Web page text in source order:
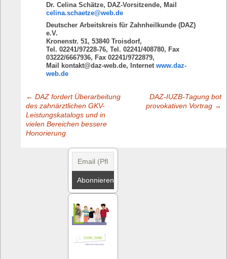
Dr. Celina Schätze, DAZ-Vorsitzende, Mail
celina.schaetze@web.de
Deutscher Arbeitskreis für Zahnheilkunde (DAZ)
e.V.
Kronenstr. 51, 53840 Troisdorf,
Tel. 02241/97228-76, Tel. 02241/408780, Fax
03222/6667936, Fax 02241/9722879,
Mail kontakt@daz-web.de, Internet www.daz-
web.de
Post
navigation
← DAZ fordert Überarbeitung
des zahnärztlichen GKV-
Leistungskatalogs und in
vielen Bereichen bessere
Honorierung
DAZ-IUZB-Tagung bot
provokativen Vortrag →